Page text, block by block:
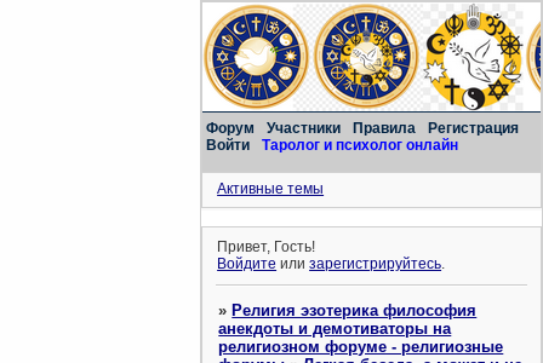
Форум Участники Правила
Регистрация
Войти
Таролог и психолог онлайн
Активные темы
Привет, Гость!
Войдите илизарегистрируйтесь.
»Религия эзотерика философия
анекдоты и демотиваторы на
религиозном форуме - религиозные